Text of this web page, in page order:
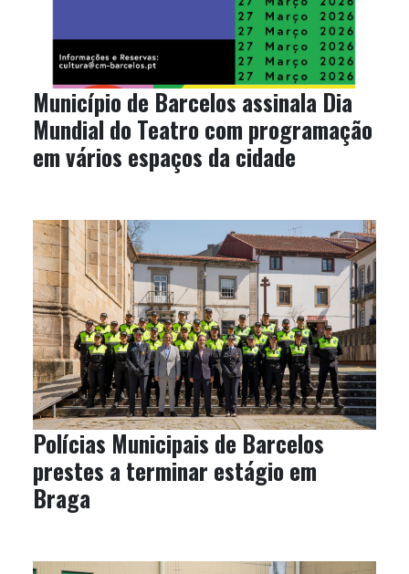
Município de Barcelos assinala Dia
Mundial do Teatro com programação
em vários espaços da cidade
Polícias Municipais de Barcelos
prestes a terminar estágio em
Braga